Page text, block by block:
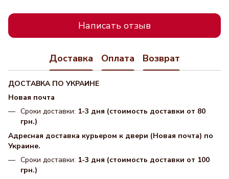
Написать отзыв
Доставка Оплата Возврат
ДОСТАВКА ПО УКРАИНЕ
Новая почта
Сроки доставки: 1-3 дня (стоимость доставки от 80
грн.)
Адресная доставка курьером к двери (Новая почта) по
Украине.
Сроки доставки: 1-3 дня (стоимость доставки от 100
грн.)